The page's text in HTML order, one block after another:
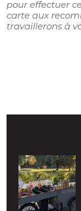
pour effectuer
carte aux
travaillerons à